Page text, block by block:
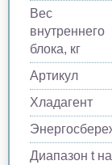
Вес
внутреннего
блока, кг
Артикул
Хладагент
Диапазон t на